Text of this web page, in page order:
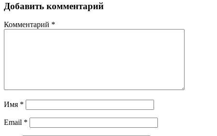
Добавить комментарий
Комментарий *
Имя *
Email *